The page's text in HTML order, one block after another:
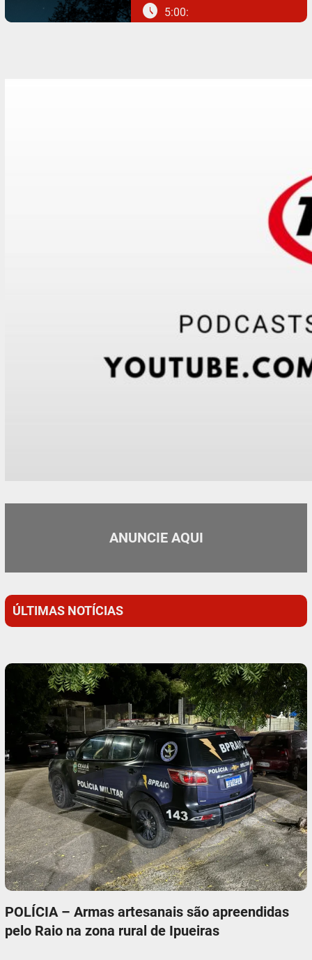
schedule 5:00:
ANUNCIE AQUI
ÚLTIMAS NOTÍCIAS
POLÍCIA – Armas artesanais são apreendidas
pelo Raio na zona rural de Ipueiras